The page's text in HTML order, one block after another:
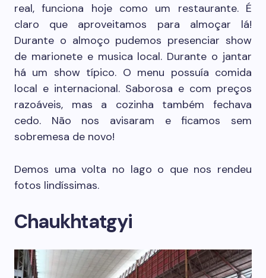
real, funciona hoje como um restaurante. É
claro que aproveitamos para almoçar lá!
Durante o almoço pudemos presenciar show
de marionete e musica local. Durante o jantar
há um show típico. O menu possuía comida
local e internacional. Saborosa e com preços
razoáveis, mas a cozinha também fechava
cedo. Não nos avisaram e ficamos sem
sobremesa de novo!
Demos uma volta no lago o que nos rendeu
fotos lindíssimas.
Chaukhtatgyi